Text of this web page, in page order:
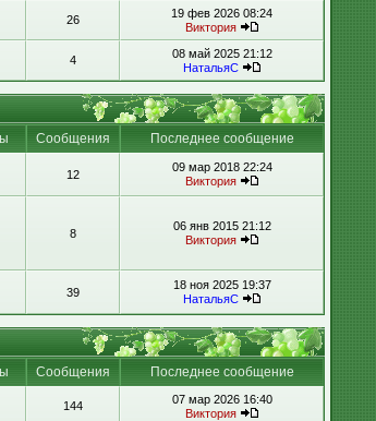
26
19 фев 2026 08:24
Виктория
4
08 май 2025 21:12
НатальяС
Сообщения
Последнее сообщение
12
09 мар 2018 22:24
Виктория
8
06 янв 2015 21:12
Виктория
39
18 ноя 2025 19:37
НатальяС
Сообщения Последнее сообщение
144
07 мар 2026 16:40
Виктория